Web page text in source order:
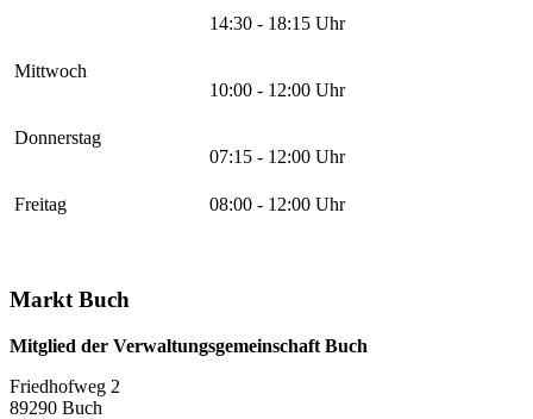
14:30 - 18:15 Uhr
Mittwoch
10:00 - 12:00 Uhr
Donnerstag
07:15 - 12:00 Uhr
Freitag 08:00 - 12:00 Uhr
Markt Buch
Mitglied der Verwaltungsgemeinschaft Buch
Friedhofweg 2
89290 Buch